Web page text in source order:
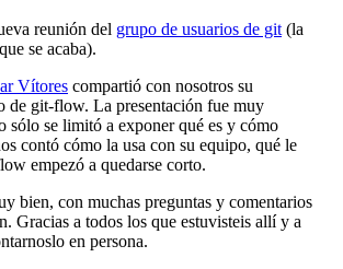
reunión del grupo de usuarios de git (la
se acaba).
Vítores compartió con nosotros su
de git-flow. La presentación fue muy
sólo se limitó a exponer qué es y cómo
contó cómo la usa con su equipo, qué le
empezó a quedarse corto.
bien, con muchas preguntas y comentarios
Gracias a todos los que estuvisteis allí y a
en persona.